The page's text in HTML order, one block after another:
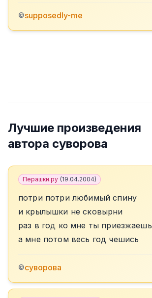
©supposedly-me
Лучшие произведения
автора суворова
Перашки.ру (19.04.2004)
потри потри любимый спину
и крылышки не сковырни
раз в год ко мне ты приезжаешь
а мне потом весь год чешись
©суворова